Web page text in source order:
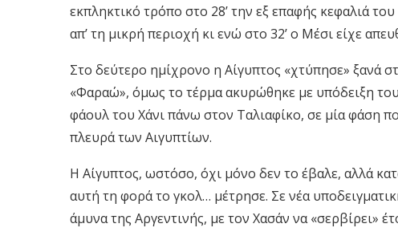
εκπληκτικό τρόπο στο 28’ την εξ επαφής κεφαλιά
απ’ τη μικρή περιοχή κι ενώ στο 32’ ο Μέσι είχε
Στο δεύτερο ημίχρονο η Αίγυπτος «χτύπησε» ξανά
«Φαραώ», όμως το τέρμα ακυρώθηκε με υπόδειξη του
φάουλ του Χάνι πάνω στον Ταλιαφίκο, σε μία φάση
πλευρά των Αιγυπτίων.
Η Αίγυπτος, ωστόσο, όχι μόνο δεν το έβαλε, αλλά
αυτή τη φορά το γκολ… μέτρησε. Σε νέα
άμυνα της Αργεντινής, με τον Χασάν να «σερβίρει»